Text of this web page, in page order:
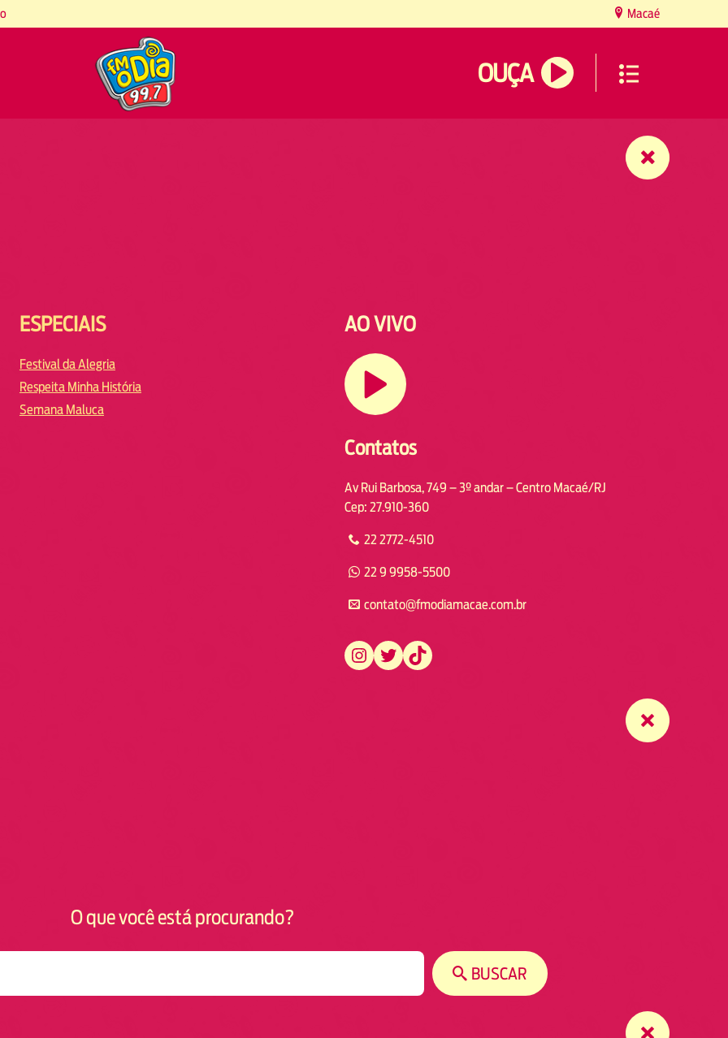
Macaé
OUÇA
ESPECIAIS
Festival da Alegria
Respeita Minha História
Semana Maluca
AO VIVO
Contatos
Av Rui Barbosa, 749 – 3º andar – Centro Macaé/RJ
Cep: 27.910-360
22 2772-4510
22 9 9958-5500
contato@fmodiamacae.com.br
https://www.instagram.com/fmodia.macae/ https://twitter.com/fmodia.macae/ https://www.tiktok.com/@fmodia.macae
O que você está procurando?
BUSCAR